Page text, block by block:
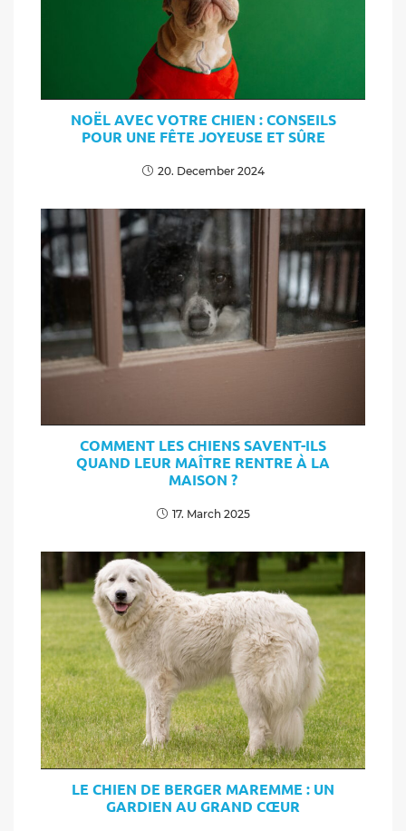
NOËL AVEC VOTRE CHIEN : CONSEILS
POUR UNE FÊTE JOYEUSE ET SÛRE
20. December 2024
COMMENT LES CHIENS SAVENT-ILS
QUAND LEUR MAÎTRE RENTRE À LA
MAISON ?
17. March 2025
LE CHIEN DE BERGER MAREMME : UN
GARDIEN AU GRAND CŒUR